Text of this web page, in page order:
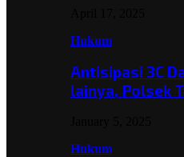
Hukum
Antisipasi 3C
lainya, Polsek
Hukum